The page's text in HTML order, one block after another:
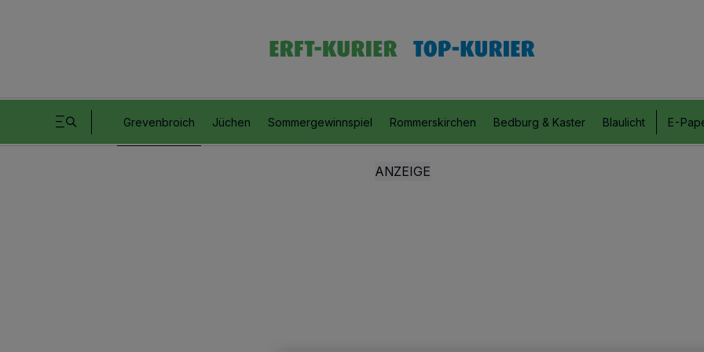
Grevenbroich Jüchen Sommergewinnspiel Rommerskirchen Bedburg & Kaster Blaulicht E-